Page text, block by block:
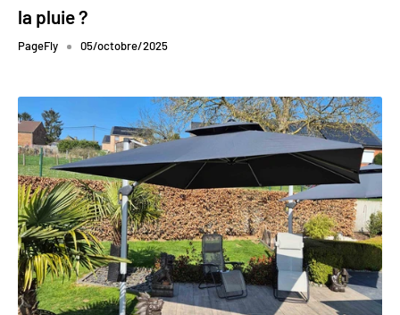
la pluie ?
PageFly 05/octobre/2025